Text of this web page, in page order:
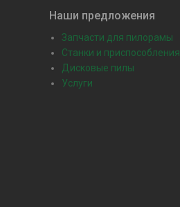
Наши предложения
Запчасти для пилорамы
Станки и приспособления
Дисковые пилы
Услуги